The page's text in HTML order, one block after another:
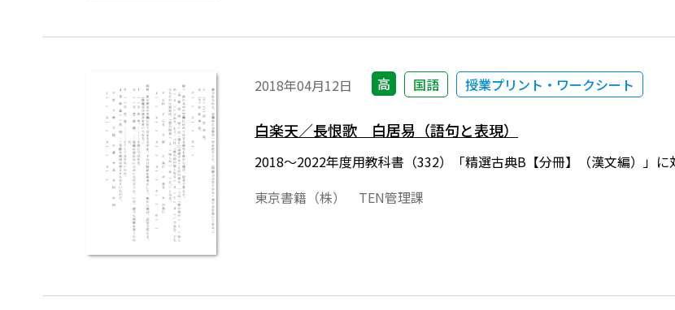
2018年04月12日 高 国語 授業プリント・ワークシート
白楽天／長恨歌 白居易（語句と表現）
2018～2022年度用教科書（332）「精選古典B【分冊】（漢文編）」に
東京書籍（株） TEN管理課